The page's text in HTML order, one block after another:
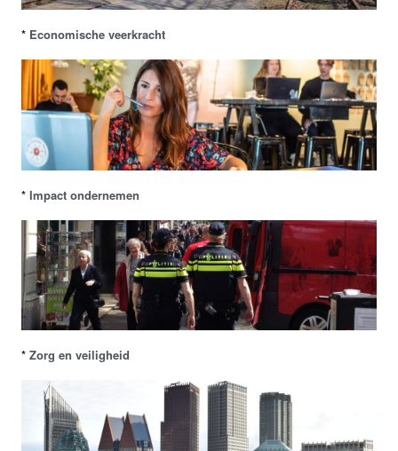
* Economische veerkracht
*Impact ondernemen
*Zorg en veiligheid